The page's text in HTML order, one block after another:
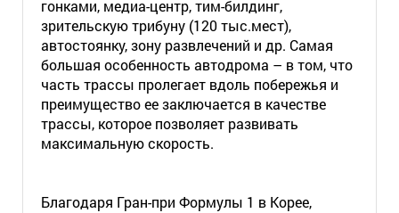
гонками, медиа-центр, тим-билдинг,
зрительскую трибуну (120 тыс.мест),
автостоянку, зону развлечений и др. Самая
большая особенность автодрома – в том, что
часть трассы пролегает вдоль побережья и
преимущество ее заключается в качестве
трассы, которое позволяет развивать
максимальную скорость.
Благодаря Гран-при Формулы 1 в Корее,